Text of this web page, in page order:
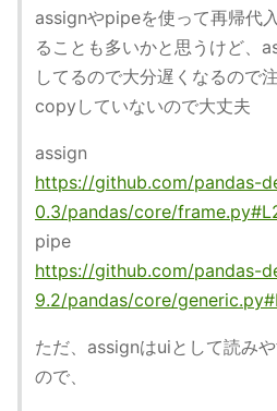
assignやpipeを使って再帰代
ることも多いかと思うけど、
してるので大分遅くなるので
copyしていないので大丈夫
assign
https://github.com/pandas-
0.3/pandas/core/
pipe
https://github.com/pandas-
9.2/pandas/core/
ただ、assignはuiとして読み
ので、